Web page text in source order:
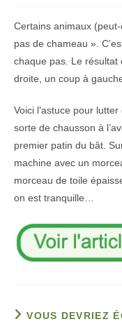
Certains animaux
pas de chameau ».
chaque pas. Le résultat
droite, un coup à
Voici l’astuce pour
sorte de chausson à
premier patin du bât.
machine avec un
morceau de toile
on est tranquille…
VOUS DEVRIEZ